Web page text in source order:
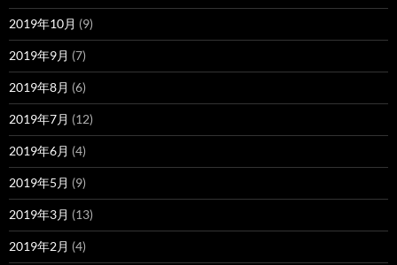
2019年10月 (9)
2019年9月 (7)
2019年8月 (6)
2019年7月 (12)
2019年6月 (4)
2019年5月 (9)
2019年3月 (13)
2019年2月 (4)